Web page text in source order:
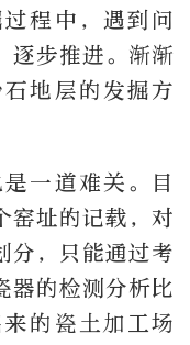
程中，遇到问
逐步推进。渐渐
地层的发掘方
一道难关。目
窑址的记载，对
分，只能通过考
器的检测分析比
的瓷土加工场